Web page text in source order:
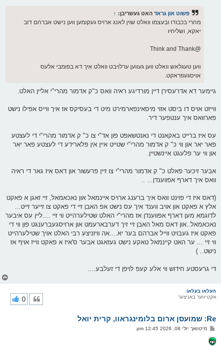
פשוט און גראד האט געשריבן: ↑
מהרי בכבודו ובעצמו וואלט שוין לאנג ארויס געקומען ווען נישט אברהם דוב
יאקא, ושליחיו
@Think and Thank
ווען טעגלאש וואלט ווען געווען ערלויבט וואלט איך דא בפומבי אלעס
אויסגעפראקט.
גיימער דא אדרעסירן דיין מורדיגע ראיה וואס כ"ק אדמור מהרי"י אליין האלט.
ווייזט אויס דו ביסט אזוי מיסאינפארמירט מיט די בעסיקס אז איך ווייס אפילו נישט
פארוואס איך ענטפער דיר.
עס איז ברייט באקאנט די נאנטשאפט פון אד"י צו כ" ק אדמור מהרי"י די לעצטע
פאר יאר און ווי כ" ק אדמור מהרי"י שטייט איין אין פלארידע די לעצטע פאר יאר
און ווי ער פלעגט איינשטיין.
אבער זיכער פאלט כ" ק אדמור מהרי"י צו זיין פרעשור און דאס איז גאר די ראיה
וואס איך דארף אפווענדן... ..
(דאס איז די פוינט וואס איך ברענג ארויס איינמאל און נאכאמאל, זיי זאגן א פאקט
אלץ א פאקט און אויב ווענד איך עס נישט אפ האבן זיי די פאקט צו זייער זייט...
לדוגמא מען דארף אפווענדן אז מהרי"י האלט שטילערהייט ווי זיי ....ליין עס איבער
נאכאמאל..און דאס מאל האבן זיי זיך דערבארעמט און ארויסגעברענגט פון ווי די
פאקט איז געבויט ווייל אברהם בער יא....אה וויזניצע רבי האלט אויך שטילערהייט
ווי זיי ... ער האט קיינמאל טאקע נישט געזאגט אבער ס'איז א פאקט ווייז אויף אז
נישט.. )
די גרעסטע חידוש ווי אלע קעפ לויפן די זעלבע....
העלאו בעלאו
אקטיווער באניצער
Re: שמועסן ארום בלומינגראוו, קרית יואל
0
פ
ו
מיטוואך יולי 08, 2026 12:45 pm